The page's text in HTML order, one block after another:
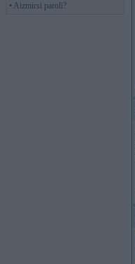
• Aizmirsi paroli?